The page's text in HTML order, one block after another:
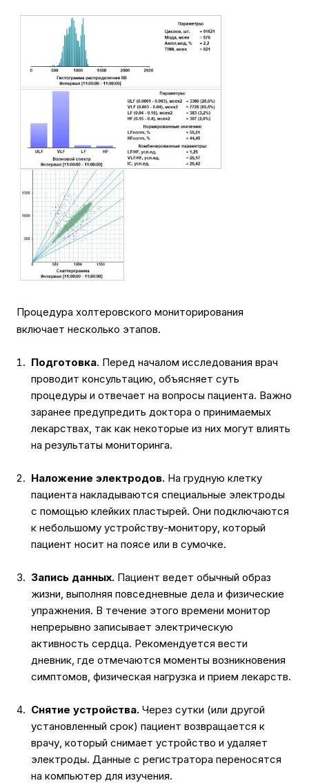
Процедура холтеровского мониторирования
включает несколько этапов.
Подготовка. Перед началом исследования врач
проводит консультацию, объясняет суть
процедуры и отвечает на вопросы пациента. Важно
заранее предупредить доктора о принимаемых
лекарствах, так как некоторые из них могут влиять
на результаты мониторинга.
Наложение электродов. На грудную клетку
пациента накладываются специальные электроды
с помощью клейких пластырей. Они подключаются
к небольшому устройству-монитору, который
пациент носит на поясе или в сумочке.
Запись данных. Пациент ведет обычный образ
жизни, выполняя повседневные дела и физические
упражнения. В течение этого времени монитор
непрерывно записывает электрическую
активность сердца. Рекомендуется вести
дневник, где отмечаются моменты возникновения
симптомов, физическая нагрузка и прием лекарств.
Снятие устройства. Через сутки (или другой
установленный срок) пациент возвращается к
врачу, который снимает устройство и удаляет
электроды. Данные с регистратора переносятся
на компьютер для изучения.